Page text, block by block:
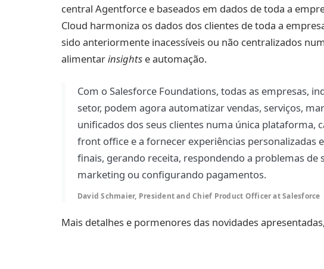
central Agentforce e baseados em dados de toda a
Cloud harmoniza os dados dos clientes de toda a
sido anteriormente inacessíveis ou não centralizados
alimentarinsights e automação.
Com o Salesforce Foundations, todas as empresas,
setor, podem agora automatizar vendas, serviços,
unificados dos seus clientes numa única plataforma,
front office e a fornecer experiências personalizadas
finais, gerando receita, respondendo a problemas de
marketing ou configurando pagamentos.
David Schmaier, President and Chief Product Officer at Salesforce
Mais detalhes e pormenores das novidades